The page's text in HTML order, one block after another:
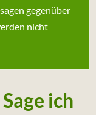
gegenüber
nicht
ich